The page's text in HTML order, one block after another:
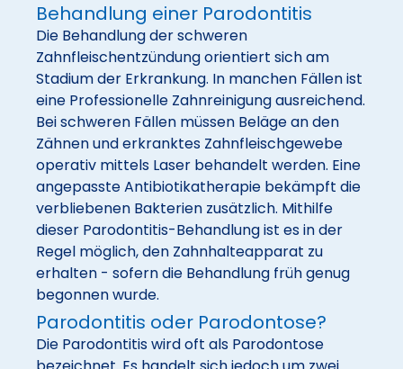
Behandlung einer Parodontitis
Die Behandlung der schweren
Zahnfleischentzündung orientiert sich am
Stadium der Erkrankung. In manchen Fällen ist
eine Professionelle Zahnreinigung ausreichend.
Bei schweren Fällen müssen Beläge an den
Zähnen und erkranktes Zahnfleischgewebe
operativ mittels Laser behandelt werden. Eine
angepasste Antibiotikatherapie bekämpft die
verbliebenen Bakterien zusätzlich. Mithilfe
dieser Parodontitis-Behandlung ist es in der
Regel möglich, den Zahnhalteapparat zu
erhalten - sofern die Behandlung früh genug
begonnen wurde.
Parodontitis oder Parodontose?
Die Parodontitis wird oft als Parodontose